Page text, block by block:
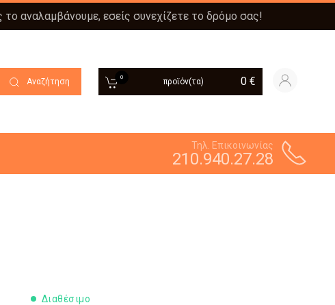
αναλαμβάνουμε, εσείς συνεχίζετε το δρόμο σας!
Αναζήτηση 0 προϊόν(τα) 0 €
Τηλ. Επικοινωνίας
210.940.27.28
Διαθέσιμο